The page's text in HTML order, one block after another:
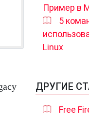
Пример в
5
Linux
ДРУГИЕ
Free